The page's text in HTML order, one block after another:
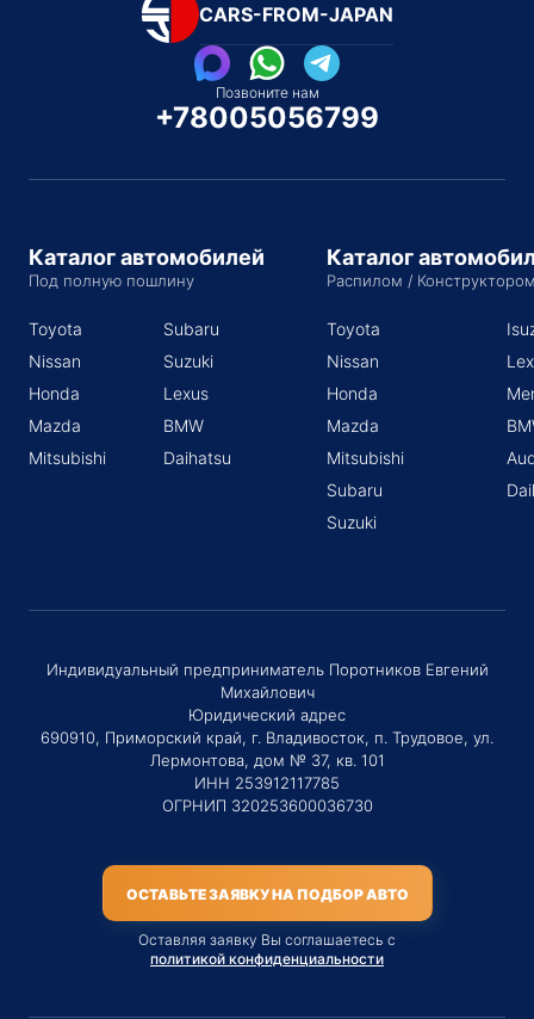
CARS-FROM-JAPAN
Позвоните нам
+78005056799
Каталог автомобилей
Под полную пошлину
Toyota
Nissan
Honda
Mazda
Mitsubishi
Subaru
Suzuki
Lexus
BMW
Daihatsu
Каталог
Распилом /
Toyota
Nissan
Honda
Mazda
Mitsubishi
Subaru
Suzuki
Индивидуальный предприниматель Поротников Евгений
Михайлович
Юридический адрес
690910, Приморский край, г. Владивосток, п. Трудовое, ул.
Лермонтова, дом № 37, кв. 101
ИНН 253912117785
ОГРНИП 320253600036730
ОСТАВЬТЕ ЗАЯВКУ НА ПОДБОР АВТО
Оставляя заявку Вы соглашаетесь с
политикой конфиденциальности